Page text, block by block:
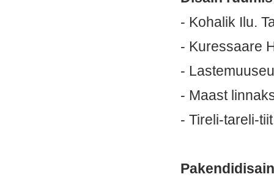
- Kohalik Ilu.
- Kuressaare
-
- Maast
- Tireli-tareli-